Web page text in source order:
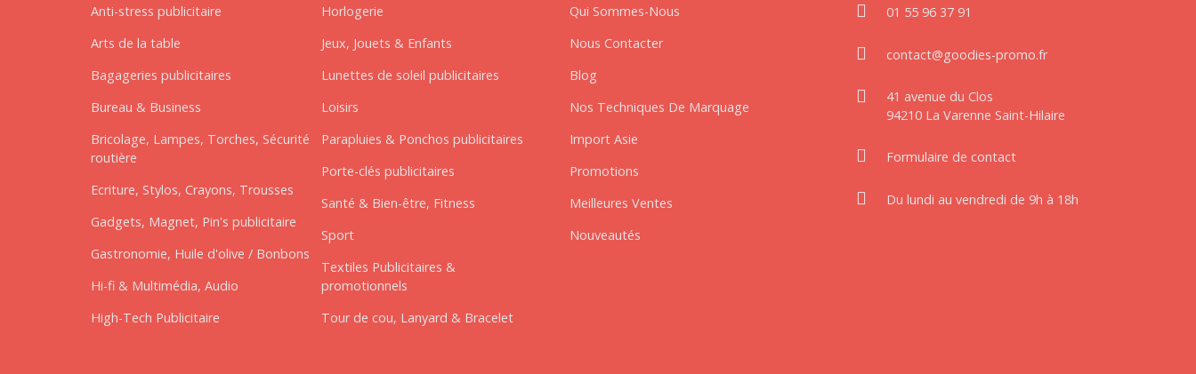
Anti-stress publicitaire
Arts de la table
Bagageries publicitaires
Bureau & Business
Bricolage, Lampes, Torches, Sécurité
routière
Ecriture, Stylos, Crayons, Trousses
Gadgets, Magnet, Pin's publicitaire
Gastronomie, Huile d'olive / Bonbons
Hi-fi & Multimédia, Audio
High-Tech Publicitaire
Horlogerie
Jeux, Jouets & Enfants
Lunettes de soleil publicitaires
Loisirs
Parapluies & Ponchos publicitaires
Porte-clés publicitaires
Santé & Bien-être, Fitness
Sport
Textiles Publicitaires &
promotionnels
Tour de cou, Lanyard & Bracelet
Qui Sommes-Nous
Nous Contacter
Blog
Nos Techniques De Marquage
Import Asie
Promotions
Meilleures Ventes
Nouveautés
01 55 96 37 91
contact@goodies-promo.fr
41 avenue du Clos
94210 La Varenne Saint-Hilaire
Formulaire de contact
Du lundi au vendredi de 9h à 18h